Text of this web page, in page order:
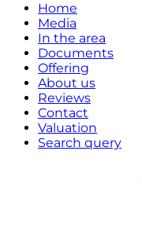
Home
Media
In the area
Documents
Offering
About us
Reviews
Contact
Valuation
Search query